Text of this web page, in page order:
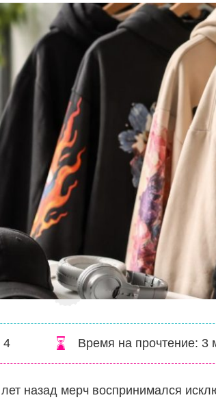
4 Время на прочтение: 3
назад мерч воспринимался